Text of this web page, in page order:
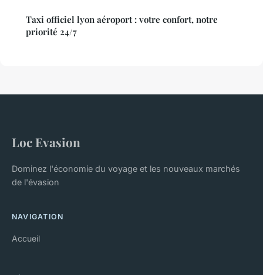
Taxi officiel lyon aéroport : votre confort, notre
priorité 24/7
Loc Evasion
Dominez l'économie du voyage et les nouveaux marchés
de l'évasion
NAVIGATION
Accueil